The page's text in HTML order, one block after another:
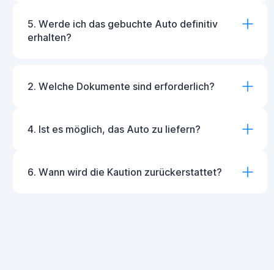
5. Werde ich das gebuchte Auto definitiv
erhalten?
2. Welche Dokumente sind erforderlich?
4. Ist es möglich, das Auto zu liefern?
6. Wann wird die Kaution zurückerstattet?